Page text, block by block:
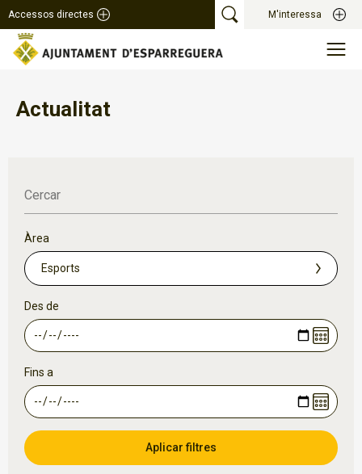
Accessos directes M'interessa
Actualitat
Cercar
Àrea
Des de
Fins a